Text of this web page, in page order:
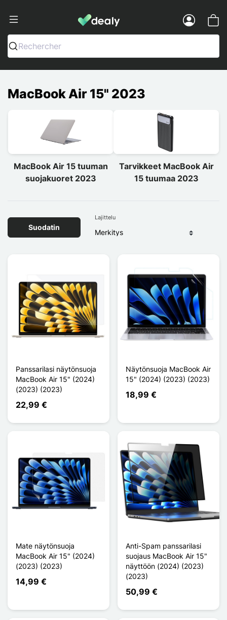
Dealy - Kotelot ja tarvikkeet
Rechercher
MacBook Air 15" 2023
MacBook Air 15 tuuman
suojakuoret 2023
Tarvikkeet MacBook Air
15 tuumaa 2023
Suodatin
Lajittelu
Panssarilasi näytönsuoja
MacBook Air 15" (2024)
(2023) (2023)
22,99 €
Näytönsuoja MacBook Air
15" (2024) (2023) (2023)
18,99 €
Mate näytönsuoja
MacBook Air 15" (2024)
(2023) (2023)
14,99 €
Anti-Spam panssarilasi
suojaus MacBook Air 15"
näyttöön (2024) (2023)
(2023)
50,99 €